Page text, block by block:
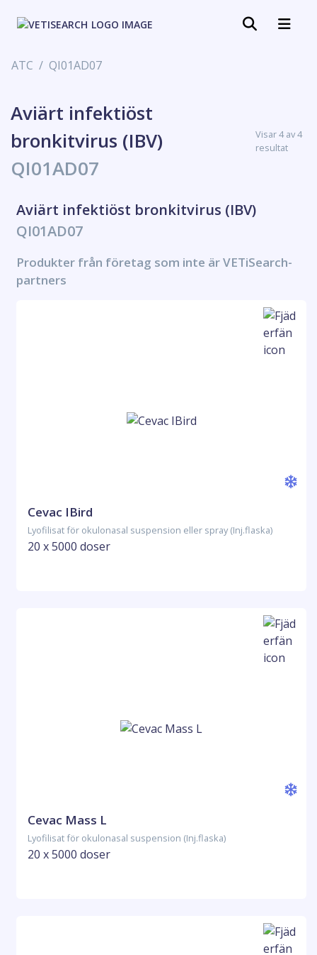
ATC QI01AD07
Aviärt infektiöst
bronkitvirus (IBV)
QI01AD07
Visar 4 av 4
resultat
Aviärt infektiöst bronkitvirus (IBV)
QI01AD07
Produkter från företag som inte är VETiSearch-
partners
Cevac IBird
Lyofilisat för okulonasal suspension eller spray (Inj.flaska)
20 x 5000 doser
Cevac Mass L
Lyofilisat för okulonasal suspension (Inj.flaska)
20 x 5000 doser